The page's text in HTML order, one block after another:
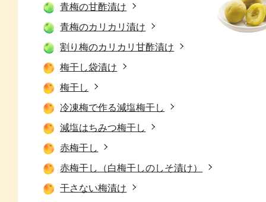
青梅の甘酢漬け
青梅のカリカリ漬け
割り梅のカリカリ甘酢漬け
梅干し袋漬け
梅干し
冷凍梅で作る減塩梅干し
減塩はちみつ梅干し
赤梅干し
赤梅干し（白梅干しのしそ漬け）
干さない梅漬け